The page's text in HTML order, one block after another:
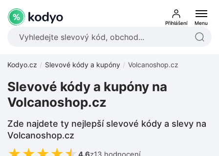
Přihlášení Menu
Kodyo.cz Slevové kódy a kupóny Volcanoshop.cz
Slevové kódy a kupóny na
Volcanoshop.cz
Zde najdete ty nejlepší slevové kódy a slevy na
Volcanoshop.cz